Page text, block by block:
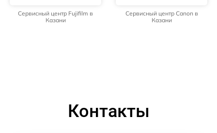
Сервисный центр Fujifilm в
Казани
Сервисный центр Canon в
Казани
Контакты